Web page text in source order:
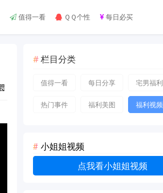
值得一看 ＱＱ个性 每日必买
栏目分类
值得一看 每日分享 宅男福利
热门事件 福利美图 福利视频
小姐姐视频
点我看小姐姐视频